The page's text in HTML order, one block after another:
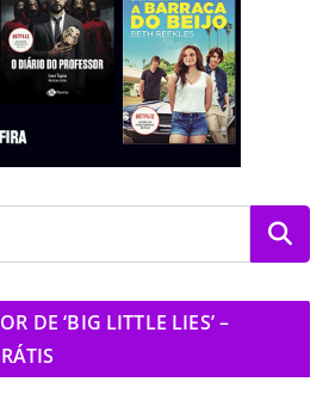
DE ‘BIG LITTLE LIES’ –